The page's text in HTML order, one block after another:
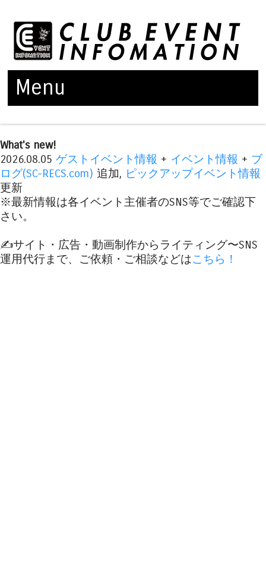
Menu
What's new!
2026.08.05 ゲストイベント情報 + イベント情報 + ブ
ログ(SC-RECS.com) 追加, ピックアップイベント情報
更新
※最新情報は各イベント主催者のSNS等でご確認下
さい。
✍️サイト・広告・動画制作からライティング〜SNS
運用代行まで、ご依頼・ご相談などはこちら！